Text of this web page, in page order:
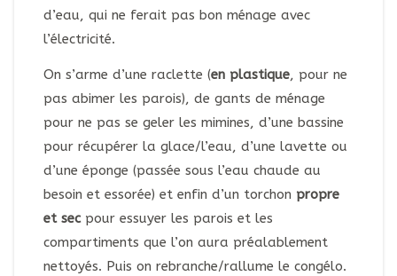
d’eau, qui ne ferait pas bon ménage avec
l’électricité.
On s’arme d’une raclette (en plastique, pour ne
pas abimer les parois), de gants de ménage
pour ne pas se geler les mimines, d’une bassine
pour récupérer la glace/l’eau, d’une lavette ou
d’une éponge (passée sous l’eau chaude au
besoin et essorée) et enfin d’un torchon propre
et secpour essuyer les parois et les
compartiments que l’on aura préalablement
nettoyés. Puis on rebranche/rallume le congélo.